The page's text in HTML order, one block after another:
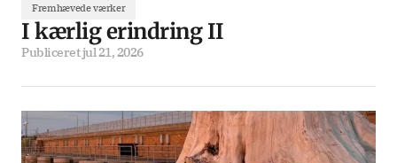
Fremhævede værker
I kærlig erindring II
Publiceretjul 21, 2026